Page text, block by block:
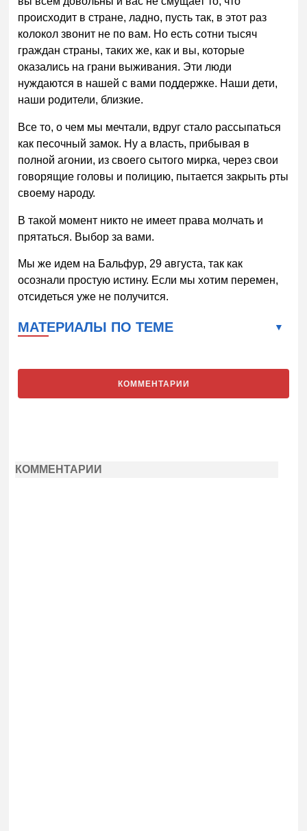
происходит в стране, ладно, пусть так, в этот раз
колокол звонит не по вам. Но есть сотни тысяч
граждан страны, таких же, как и вы, которые
оказались на грани выживания. Эти люди
нуждаются в нашей с вами поддержке. Наши дети,
наши родители, близкие.
Все то, о чем мы мечтали, вдруг стало рассыпаться
как песочный замок. Ну а власть, прибывая в
полной агонии, из своего сытого мирка, через свои
говорящие головы и полицию, пытается закрыть рты
своему народу.
В такой момент никто не имеет права молчать и
прятаться. Выбор за вами.
Мы же идем на Бальфур, 29 августа, так как
осознали простую истину. Если мы хотим перемен,
отсидеться уже не получится.
МАТЕРИАЛЫ ПО ТЕМЕ
КОММЕНТАРИИ
КОММЕНТАРИИ